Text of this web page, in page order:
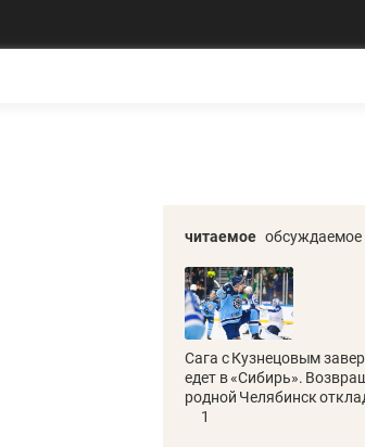
читаемое обсуждаемое
Сага с Кузнецовым
едет в «Сибирь».
родной Челябинск
1